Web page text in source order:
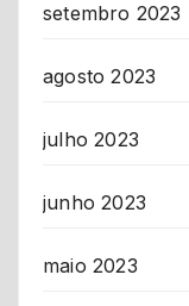
setembro 2023
agosto 2023
julho 2023
junho 2023
maio 2023